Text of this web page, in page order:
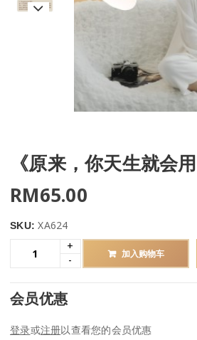
《原来，你天生就会
RM65.00
SKU:XA624
加入购物车
会员优惠
登录或注册以查看您的会员优惠